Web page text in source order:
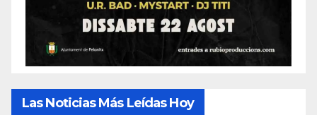
Las Noticias Más Leídas Hoy